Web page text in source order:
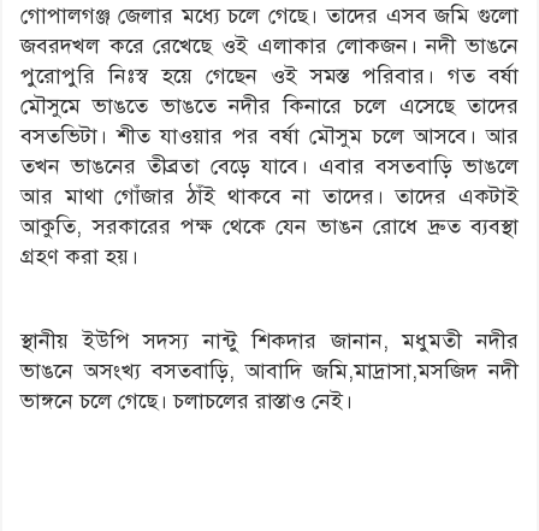
গোপালগঞ্জ জেলার মধ্যে চলে গেছে। তাদের এসব জমি গুলো
জবরদখল করে রেখেছে ওই এলাকার লোকজন। নদী ভাঙনে
পুরোপুরি নিঃস্ব হয়ে গেছেন ওই সমস্ত পরিবার। গত বর্ষা
মৌসুমে ভাঙতে ভাঙতে নদীর কিনারে চলে এসেছে তাদের
বসতভিটা। শীত যাওয়ার পর বর্ষা মৌসুম চলে আসবে। আর
তখন ভাঙনের তীব্রতা বেড়ে যাবে। এবার বসতবাড়ি ভাঙলে
আর মাথা গোঁজার ঠাঁই থাকবে না তাদের। তাদের একটাই
আকুতি, সরকারের পক্ষ থেকে যেন ভাঙন রোধে দ্রুত ব্যবস্থা
গ্রহণ করা হয়।
স্থানীয় ইউপি সদস্য নান্টু শিকদার জানান, মধুমতী নদীর
ভাঙনে অসংখ্য বসতবাড়ি, আবাদি জমি,মাদ্রাসা,মসজিদ নদী
ভাঙ্গনে চলে গেছে। চলাচলের রাস্তাও নেই।